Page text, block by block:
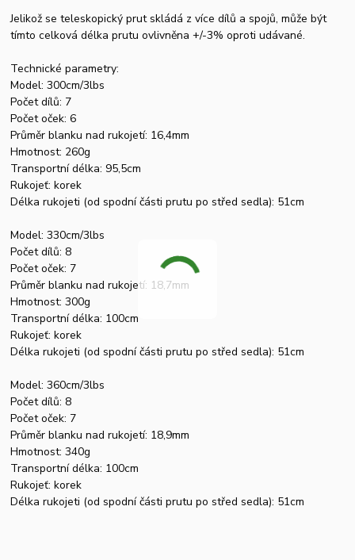
Jelikož se teleskopický prut skládá z více dílů a spojů, může být
tímto celková délka prutu ovlivněna +/-3% oproti udávané.
Technické parametry:
Model: 300cm/3lbs
Počet dílů: 7
Počet oček: 6
Průměr blanku nad rukojetí: 16,4mm
Hmotnost: 260g
Transportní délka: 95,5cm
Rukojeť: korek
Délka rukojeti (od spodní části prutu po střed sedla): 51cm
Model: 330cm/3lbs
Počet dílů: 8
Počet oček: 7
Průměr blanku nad rukojetí: 18,7mm
Hmotnost: 300g
Transportní délka: 100cm
Rukojeť: korek
Délka rukojeti (od spodní části prutu po střed sedla): 51cm
Model: 360cm/3lbs
Počet dílů: 8
Počet oček: 7
Průměr blanku nad rukojetí: 18,9mm
Hmotnost: 340g
Transportní délka: 100cm
Rukojeť: korek
Délka rukojeti (od spodní části prutu po střed sedla): 51cm